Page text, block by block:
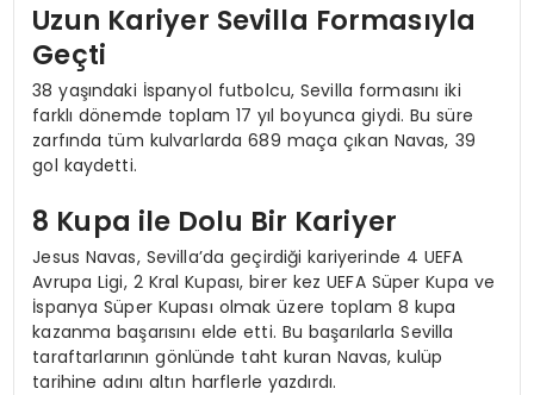
Uzun Kariyer Sevilla Formasıyla
Geçti
38 yaşındaki İspanyol futbolcu, Sevilla formasını iki
farklı dönemde toplam 17 yıl boyunca giydi. Bu süre
zarfında tüm kulvarlarda 689 maça çıkan Navas, 39
gol kaydetti.
8 Kupa ile Dolu Bir Kariyer
Jesus Navas, Sevilla’da geçirdiği kariyerinde 4 UEFA
Avrupa Ligi, 2 Kral Kupası, birer kez UEFA Süper Kupa ve
İspanya Süper Kupası olmak üzere toplam 8 kupa
kazanma başarısını elde etti. Bu başarılarla Sevilla
taraftarlarının gönlünde taht kuran Navas, kulüp
tarihine adını altın harflerle yazdırdı.